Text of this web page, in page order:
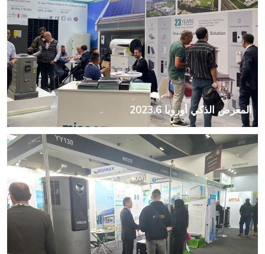
المعرض الذكي أوروبا 2023.6